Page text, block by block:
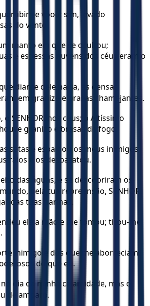
e voou; sim, levado
do vento.
manto em que se ocultou;
e espessas nuvens dos céus eram o
diante dele havia, as densas
em granizo e brasas chamejantes.
o SENHOR, nos céus; o Altíssimo
granizo e brasas de fogo.
setas e espalhou os meus inimigos,
raios e os desbaratou.
das águas, e se descobriram os
pela tua repreensão, SENHOR,
das tuas narinas.
ele a mão e me tomou; tirou-me
inimigo e dos que me aborreciam,
do que eu.
dia da minha calamidade, mas o
de amparo.